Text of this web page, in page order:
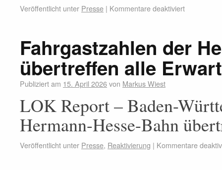
Veröffentlicht unter Presse | Kommentare deaktiviert
Fahrgastzahlen der
übertreffen alle
Publiziert am 15. April 2026von Markus Wiest
LOK Report – Baden-
Hermann-Hesse-Bahn
Veröffentlicht unter Presse, Reaktivierung | Kommentare